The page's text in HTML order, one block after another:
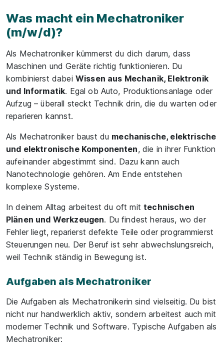
Was macht ein Mechatroniker
(m/w/d)?
Als Mechatroniker kümmerst du dich darum, dass
Maschinen und Geräte richtig funktionieren. Du
kombinierst dabei Wissen aus Mechanik, Elektronik
und Informatik. Egal ob Auto, Produktionsanlage oder
Aufzug – überall steckt Technik drin, die du warten oder
reparieren kannst.
Als Mechatroniker baust du mechanische, elektrische
und elektronische Komponenten, die in ihrer Funktion
aufeinander abgestimmt sind. Dazu kann auch
Nanotechnologie gehören. Am Ende entstehen
komplexe Systeme.
In deinem Alltag arbeitest du oft mittechnischen
Plänen und Werkzeugen. Du findest heraus, wo der
Fehler liegt, reparierst defekte Teile oder programmierst
Steuerungen neu. Der Beruf ist sehr abwechslungsreich,
weil Technik ständig in Bewegung ist.
Aufgaben als Mechatroniker
Die Aufgaben als Mechatronikerin sind vielseitig. Du bist
nicht nur handwerklich aktiv, sondern arbeitest auch mit
moderner Technik und Software. Typische Aufgaben als
Mechatroniker: